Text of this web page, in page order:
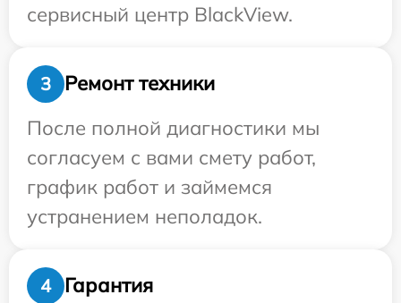
сервисный центр BlackView.
3
Ремонт техники
После полной диагностики мы
согласуем с вами смету работ,
график работ и займемся
устранением неполадок.
4 Гарантия